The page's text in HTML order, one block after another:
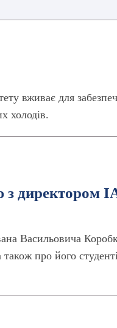
вживає для
холодів.
з директором
Васильовича
про його